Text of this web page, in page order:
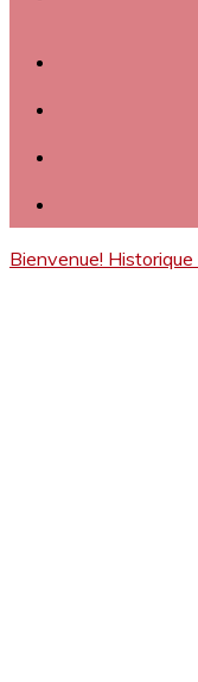
Bienvenue! Historique